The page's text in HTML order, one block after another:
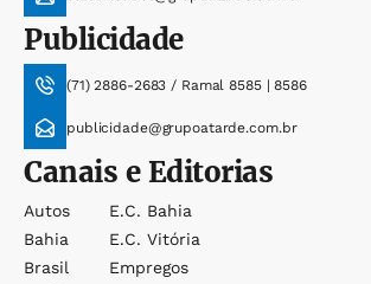
Publicidade
(71) 2886-2683 / Ramal 8585 | 8586
publicidade@grupoatarde.com.br
Canais e Editorias
Autos
Bahia
Brasil
E.c. Bahia
E.c. Vitória
Empregos